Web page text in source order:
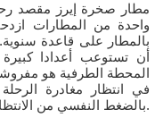
مطار صخرة إيرز مقصد
واحدة من المطارات
بالمطار على قاعدة
أن تستوعب أعدادا
المحطة الطرفية هو
في انتظار مغادرة
بالضغط النفسي من الانتظار إلى ما لا نهاية بمغادرة الطائرة.